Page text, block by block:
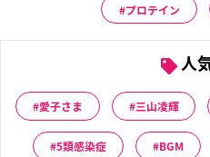
プロテイン
人
愛子さま 三山凌輝
5類感染症 BGM